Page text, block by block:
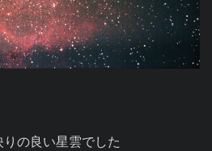
の良い星雲でした